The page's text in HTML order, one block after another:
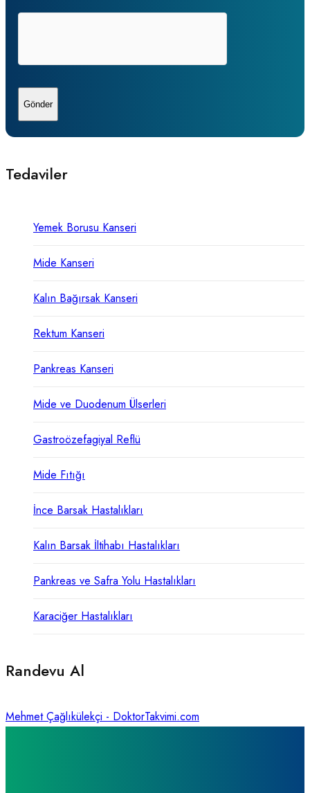
Tedaviler
Yemek Borusu Kanseri
Mide Kanseri
Kalın Bağırsak Kanseri
Rektum Kanseri
Pankreas Kanseri
Mide ve Duodenum Ülserleri
Gastroözefagiyal Reflü
Mide Fıtığı
İnce Barsak Hastalıkları
Kalın Barsak İltihabı Hastalıkları
Pankreas ve Safra Yolu Hastalıkları
Karaciğer Hastalıkları
Randevu Al
Mehmet Çağlıkülekçi - DoktorTakvimi.com